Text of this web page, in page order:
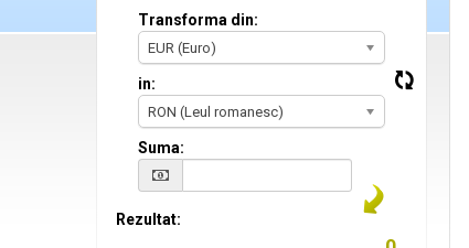
Transforma din:
EUR (Euro)
in:
RON (Leul romanesc)
Suma:
Rezultat: